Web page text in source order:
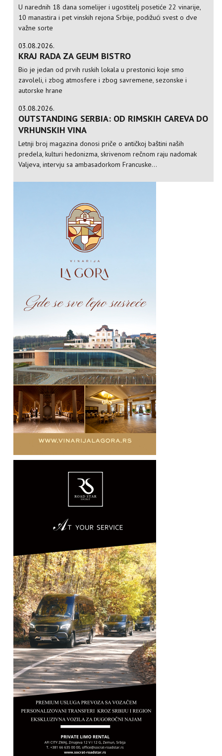
U narednih 18 dana somelijer i ugostitelj posetiće 22 vinarije,
10 manastira i pet vinskih rejona Srbije, podižući svest o dve
važne sorte
03.08.2026.
KRAJ RADA ZA GEUM BISTRO
Bio je jedan od prvih ruskih lokala u prestonici koje smo
zavoleli, i zbog atmosfere i zbog savremene, sezonske i
autorske hrane
03.08.2026.
OUTSTANDING SERBIA: OD RIMSKIH CAREVA DO
VRHUNSKIH VINA
Letnji broj magazina donosi priče o antičkoj baštini naših
predela, kulturi hedonizma, skrivenom rečnom raju nadomak
Valjeva, intervju sa ambasadorkom Francuske...